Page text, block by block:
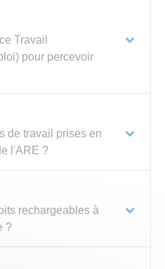
Travail
pour percevoir
de travail prises en
l'ARE ?
rechargeables à
?